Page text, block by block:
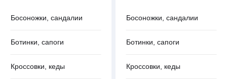
Босоножки, сандалии
Ботинки, сапоги
Кроссовки, кеды
Босоножки, сандалии
Ботинки, сапоги
Кроссовки, кеды